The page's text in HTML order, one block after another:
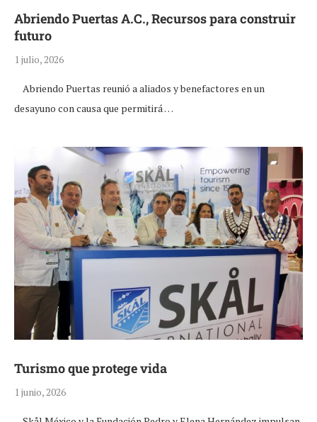
Abriendo Puertas A.C., Recursos para construir
futuro
1 julio, 2026
Abriendo Puertas reunió a aliados y benefactores en un
desayuno con causa que permitirá …
Turismo que protege vida
1 junio, 2026